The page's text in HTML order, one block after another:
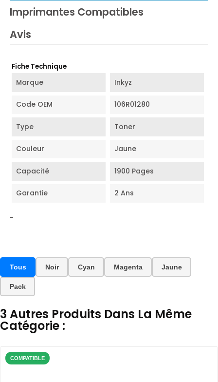
Imprimantes Compatibles
Avis
Fiche Technique
Marque Inkyz
Code OEM 106R01280
Type Toner
Couleur Jaune
Capacité 1900 Pages
Garantie 2 Ans
-
Tous Noir Cyan Magenta Jaune
Pack
3 Autres Produits Dans La Même
Catégorie :
COMPATIBLE